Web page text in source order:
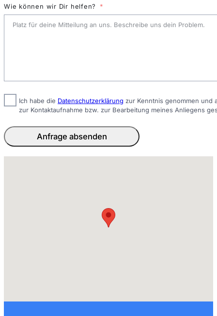
Wie können wir Dir helfen?
Ich habe die Datenschutzerklärung zur Kenntnis genommen und
zur Kontaktaufnahme bzw. zur Bearbeitung meines Anliegens
Anfrage absenden